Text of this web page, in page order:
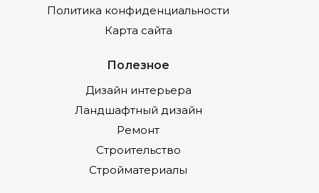
Политика конфиденциальности
Карта сайта
Полезное
Дизайн интерьера
Ландшафтный дизайн
Ремонт
Строительство
Стройматериалы